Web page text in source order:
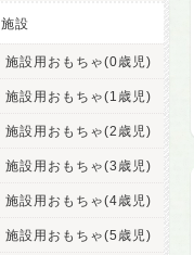
施設
施設用おもちゃ(0歳児)
施設用おもちゃ(1歳児)
施設用おもちゃ(2歳児)
施設用おもちゃ(3歳児)
施設用おもちゃ(4歳児)
施設用おもちゃ(5歳児)